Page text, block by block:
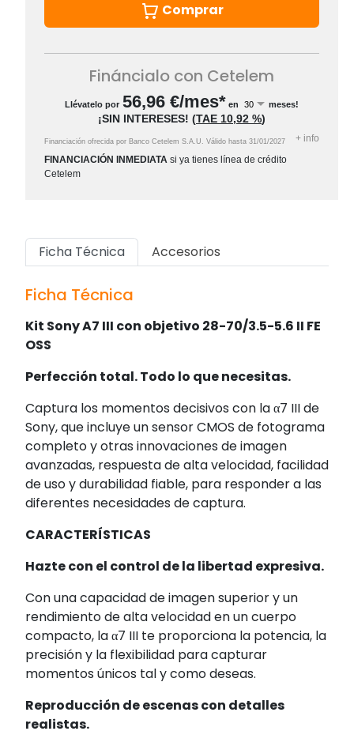
Comprar
Fináncialo con Cetelem
Llévatelo por 56,96 €/mes* en meses!
¡SIN INTERESES! (TAE 10,92 %)
Financiación ofrecida por Banco Cetelem S.A.U. Válido hasta 31/01/2027 + info
FINANCIACIÓN INMEDIATA si ya tienes línea de crédito
Cetelem
Ficha Técnica Accesorios
Ficha Técnica
Kit Sony A7 III con objetivo 28-70/3.5-5.6 II FE
OSS
Perfección total. Todo lo que necesitas.
Captura los momentos decisivos con la α7 III de
Sony, que incluye un sensor CMOS de fotograma
completo y otras innovaciones de imagen
avanzadas, respuesta de alta velocidad, facilidad
de uso y durabilidad fiable, para responder a las
diferentes necesidades de captura.
CARACTERÍSTICAS
Hazte con el control de la libertad expresiva.
Con una capacidad de imagen superior y un
rendimiento de alta velocidad en un cuerpo
compacto, la α7 III te proporciona la potencia, la
precisión y la flexibilidad para capturar
momentos únicos tal y como deseas.
Reproducción de escenas con detalles
realistas.